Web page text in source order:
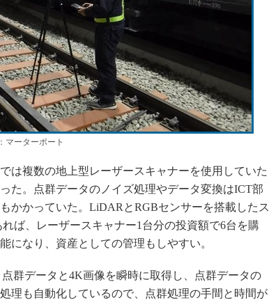
ーターポート
は複数の地上型レーザースキャナーを使用していた
た。点群データのノイズ処理やデータ変換はICT部
かかっていた。LiDARとRGBセンサーを搭載したス
れば、レーザースキャナー1台分の投資額で6台を購
になり、資産としての管理もしやすい。
群データと4K画像を瞬時に取得し、点群データの
理も自動化しているので、点群処理の手間と時間が